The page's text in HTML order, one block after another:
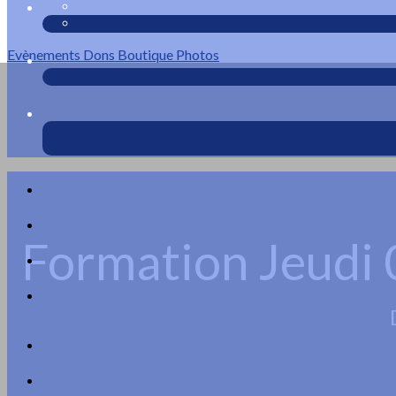
Evènements Dons Boutique Photos
Formation Jeudi